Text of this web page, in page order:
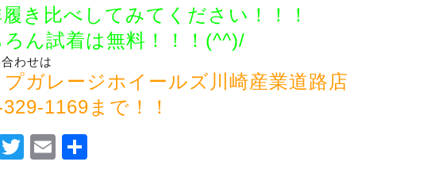
き比べしてみてください！！！
ろん試着は無料！！！(^^)/
わせは
プガレージホイールズ川崎産業道路店
1169まで！！
Twitter
Email